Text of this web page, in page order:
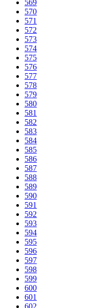
569
570
571
572
573
574
575
576
577
578
579
580
581
582
583
584
585
586
587
588
589
590
591
592
593
594
595
596
597
598
599
600
601
602